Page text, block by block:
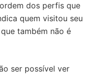
dos perfis que
quem visitou seu
também não é
ser possível ver